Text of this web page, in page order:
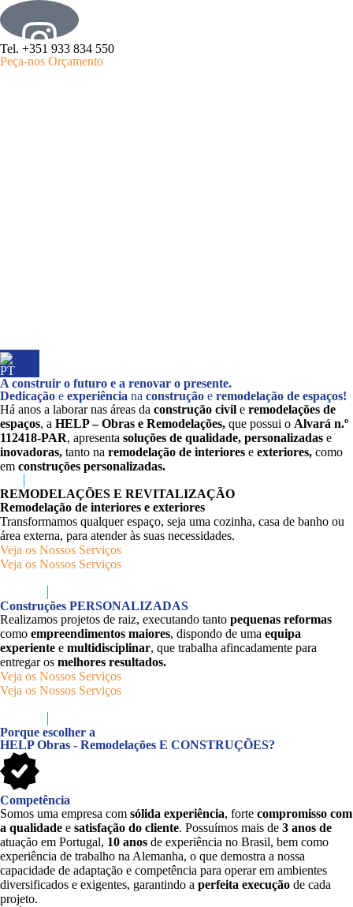
Tel. +351 933 834 550
Peça-nos Orçamento
A construir o futuro e a renovar o presente.
Dedicação e experiência na construção e remodelação de espaços!
Há anos a laborar nas áreas da construção civil e remodelações de
espaços, a HELP – Obras e Remodelações, que possui o Alvará n.º
112418-PAR, apresenta soluções de qualidade, personalizadas e
inovadoras, tanto na remodelação de interiores e exteriores, como
em construções personalizadas.
REMODELAÇÕES E REVITALIZAÇÃO
Remodelação de interiores e exteriores
Transformamos qualquer espaço, seja uma cozinha, casa de banho ou
área externa, para atender às suas necessidades.
Veja os Nossos Serviços
Veja os Nossos Serviços
Construções PERSONALIZADAS
Realizamos projetos de raiz, executando tanto pequenas reformas
como empreendimentos maiores, dispondo de uma equipa
experiente e multidisciplinar, que trabalha afincadamente para
entregar os melhores resultados.
Veja os Nossos Serviços
Veja os Nossos Serviços
Porque escolher a
HELP Obras - Remodelações E CONSTRUÇÕES?
Competência
Somos uma empresa com sólida experiência, forte compromisso com
a qualidade e satisfação do cliente. Possuímos mais de 3 anos de
atuação em Portugal, 10 anos de experiência no Brasil, bem como
experiência de trabalho na Alemanha, o que demostra a nossa
capacidade de adaptação e competência para operar em ambientes
diversificados e exigentes, garantindo a perfeita execução de cada
projeto.